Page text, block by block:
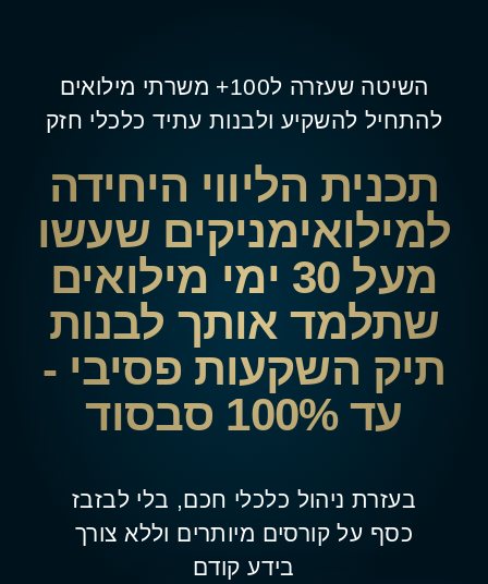
השיטה שעזרה ל100+ משרתי מילואים
להתחיל להשקיע ולבנות עתיד כלכלי חזק
תכנית הליווי היחידה
למילואימניקים שעשו
מעל 30 ימי מילואים
שתלמד אותך לבנות
תיק השקעות פסיבי -
עד100% סבסוד
בעזרת ניהול כלכלי חכם, בלי לבזבז
כסף על קורסים מיותרים וללא צורך
בידע קודם